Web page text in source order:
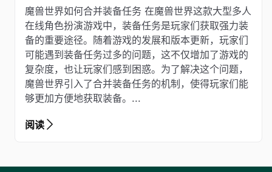
魔兽世界如何合并装备任务 在魔兽世界这款大型多人
在线角色扮演游戏中，装备任务是玩家们获取强力装
备的重要途径。随着游戏的发展和版本更新，玩家们
可能遇到装备任务过多的问题，这不仅增加了游戏的
复杂度，也让玩家们感到困惑。为了解决这个问题，
魔兽世界引入了合并装备任务的机制，使得玩家们能
够更加方便地获取装备。...
阅读